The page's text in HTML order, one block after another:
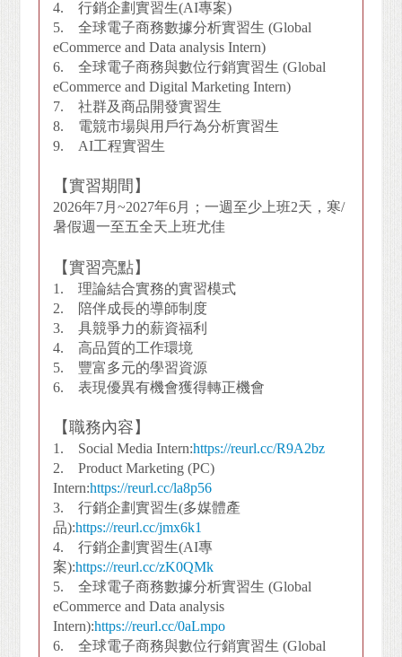
4. 行銷企劃實習生(AI專案)
5. 全球電子商務數據分析實習生 (Global
eCommerce and Data analysis Intern)
6. 全球電子商務與數位行銷實習生 (Global
eCommerce and Digital Marketing Intern)
7. 社群及商品開發實習生
8. 電競市場與用戶行為分析實習生
9. AI工程實習生
【實習期間】
2026年7月~2027年6月；一週至少上班2天，寒/
暑假週一至五全天上班尤佳
【實習亮點】
1. 理論結合實務的實習模式
2. 陪伴成長的導師制度
3. 具競爭力的薪資福利
4. 高品質的工作環境
5. 豐富多元的學習資源
6. 表現優異有機會獲得轉正機會
【職務內容】
1. Social Media Intern:https://reurl.cc/R9A2bz
2. Product Marketing (PC)
Intern:https://reurl.cc/la8p56
3. 行銷企劃實習生(多媒體產
品):https://reurl.cc/jmx6k1
4. 行銷企劃實習生(AI專
案):https://reurl.cc/zK0QMk
5. 全球電子商務數據分析實習生 (Global
eCommerce and Data analysis
Intern):https://reurl.cc/0aLmpo
6. 全球電子商務與數位行銷實習生 (Global